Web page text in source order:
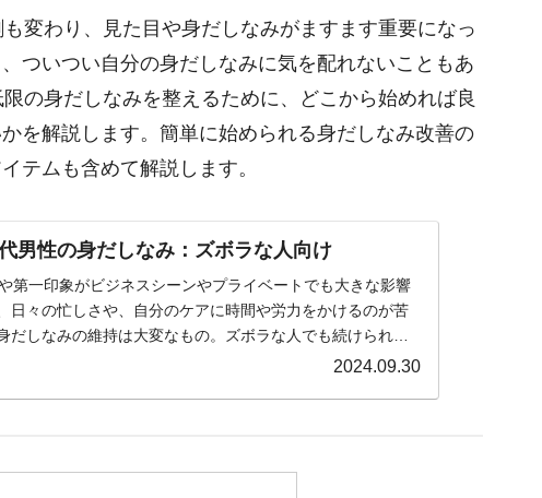
変わり、見た目や身だしなみがますます重要になっ
ついつい自分の身だしなみに気を配れないこともあ
限の身だしなみを整えるために、どこから始めれば良
を解説します。簡単に始められる身だしなみ改善の
テムも含めて解説します。
男性の身だしなみ：ズボラな人向け
第一印象がビジネスシーンやプライベートでも大きな影響
日々の忙しさや、自分のケアに時間や労力をかけるのが苦
だしなみの維持は大変なもの。ズボラな人でも続けられる
ることで、無理なく清潔感を保ち、自信を持って人と接す
2024.09.30